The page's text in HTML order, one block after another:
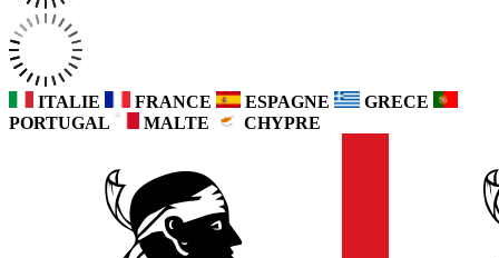
ITALIE FRANCE ESPAGNE
GRECE
PORTUGAL
MALTE CHYPRE